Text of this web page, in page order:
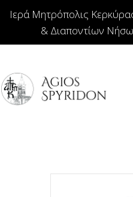
Ιερά Μητρόπολις
& Διαποντίων
ΕΙΚΟΝΕΣ
ΙΕΡΑΤΙΚΑ